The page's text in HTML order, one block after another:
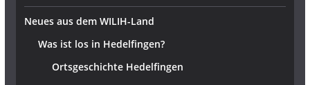
Neues aus dem WILIH-Land
Was ist los in Hedelfingen?
Ortsgeschichte Hedelfingen